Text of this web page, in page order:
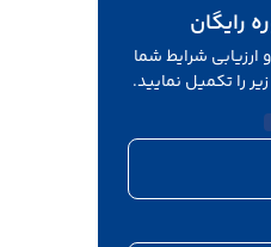
رایگان
شرایط شما
را تکمیل نمایید.